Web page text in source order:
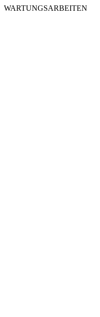
WARTUNGSARBEITEN